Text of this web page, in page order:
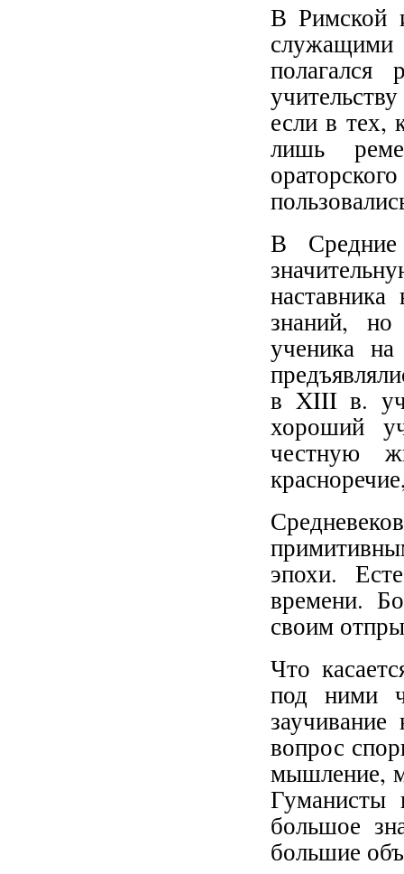
В Римской
служащими
если в тех,
лишь
В
знаний, но
ученика
в XIII в.
хороший
честную
эпохи.
времени.
своим
Что
под ними
вопрос
мышление,
Гуманисты
большое
большие